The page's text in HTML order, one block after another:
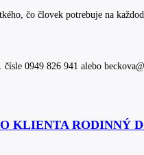
čo človek potrebuje na
0949 826 941 alebo
KLIENTA RODINNÝ